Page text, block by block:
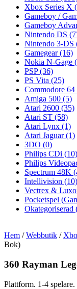
Xbox Series X
Gameboy /
Gameboy
Nintendo DS
Nintendo 3-DS
Gamegear(16)
Nokia N-Gage
PSP(36)
PS Vita (25)
Commodore 64
Amiga 500 (5)
Atari 2600 (35)
Atari ST (58)
Atari Lynx (1)
Atari Jaguar(1)
3DO (0)
Philips CDi (10)
Philips
Spectrum 48K
Intellivision (10)
Vectrex &
Pocketspel
Okategoriserad
Hem /Webbutik /
Bok)
360 Rayman
Plattform. 1-4 spelare.